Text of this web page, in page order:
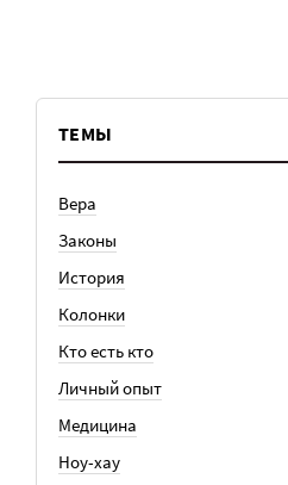
ТЕМЫ
Вера
Законы
История
Колонки
Кто есть кто
Личный опыт
Медицина
Ноу-хау